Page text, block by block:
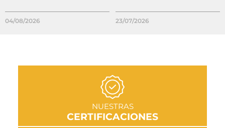
04/08/2026 23/07/2026
NUESTRAS
CERTIFICACIONES
IR A SECCIÓN